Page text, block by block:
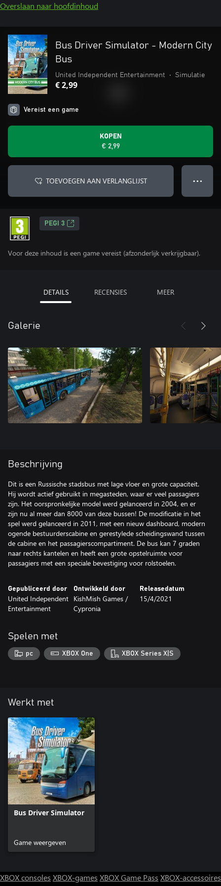
Overslaan naar hoofdinhoud
Bus Driver Simulator - Modern City
Bus
United Independent Entertainment • Simulatie
€ 2,99
Vereist een game
KOPEN
€ 2,99
TOEVOEGEN AAN VERLANGLIJST ● ● ●
PEGI 3
Voor deze inhoud is een game vereist (afzonderlijk verkrijgbaar).
DETAILS RECENSIES MEER
Galerie
Beschrijving
Dit is een Russische stadsbus met lage vloer en grote capaciteit.
Hij wordt actief gebruikt in megasteden, waar er veel passagiers
zijn. Het oorspronkelijke model werd gelanceerd in 2004, en er
zijn nu al meer dan 8000 van deze bussen! De modificatie in het
spel werd gelanceerd in 2011, met een nieuw dashboard, modern
ogende bestuurderscabine en gerestylede scheidingswand tussen
de cabine en het passagierscompartiment. De bus kan 7 graden
naar rechts kantelen en heeft een grote opstelruimte voor
passagiers met een speciale bevestiging voor rolstoelen.
Gepubliceerd door
United Independent
Entertainment
Ontwikkeld door
KishMish Games /
Cypronia
Releasedatum
15/4/2021
Spelen met
pc XBOX One XBOX Series X|S
Werkt met
Bus Driver Simulator
Game weergeven
XBOX consoles XBOX-games XBOX Game Pass XBOX-accessoires